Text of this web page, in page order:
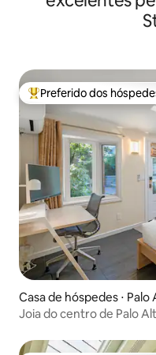
Entre os melhores
Preferido dos
Casa de hóspedes ⋅ Palo
Joia do centro de Palo